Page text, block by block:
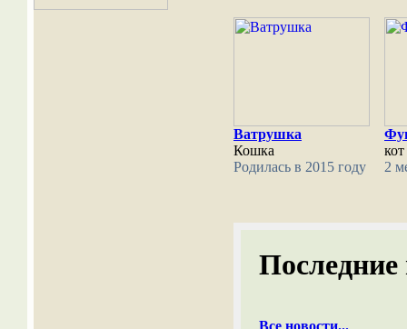
Ватрушка
Кошка
Родилась в 2015 году
кот
2
Последние
Все новости...